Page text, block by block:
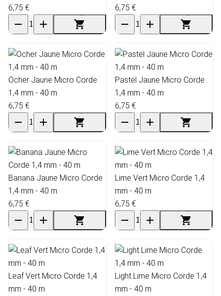
6,75 €
6,75 €
Ocher Jaune Micro Corde
1,4 mm - 40 m
6,75 €
Pastel Jaune Micro Corde
1,4 mm - 40 m
6,75 €
Banana Jaune Micro Corde
1,4 mm - 40 m
6,75 €
Lime Vert Micro Corde 1,4
mm - 40 m
6,75 €
Leaf Vert Micro Corde 1,4
mm - 40 m
Light Lime Micro Corde 1,4
mm - 40 m